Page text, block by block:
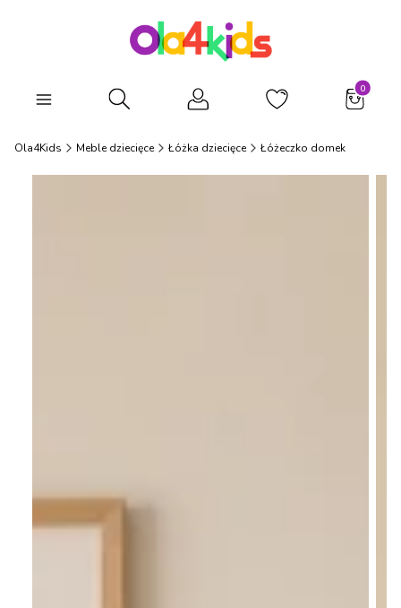
Otwórz wyszukiwarkę
Ola4Kids Meble dziecięce Łóżka dziecięce Łóżeczko domek